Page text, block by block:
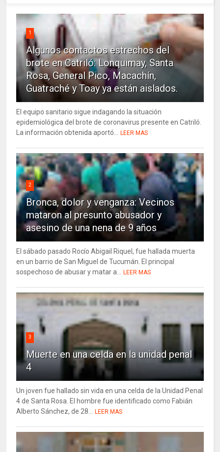
1
Algunos contactos estrechos del
brote en Catriló: Lonquimay, Santa
Rosa, General Pico, Macachín,
Guatraché y Toay ya están aislados.
El equipo sanitario sigue indagando la situación
epidemiológica del brote de coronavirus presente en Catriló.
La información obtenida aportó... LEER MAS
2
Bronca, dolor y venganza: Vecinos
mataron al presunto abusador y
asesino de una nena de 9 años
El sábado pasado Rocío Abigail Riquel, fue hallada muerta
en un barrio de San Miguel de Tucumán. El principal
sospechoso de abusar y matar a... LEER MAS
3
Muerte en una celda en la unidad penal
4
Un joven fue hallado sin vida en una celda de la Unidad Penal
4 de Santa Rosa. El hombre fue identificado como Fabián
Alberto Sánchez, de 28... LEER MAS